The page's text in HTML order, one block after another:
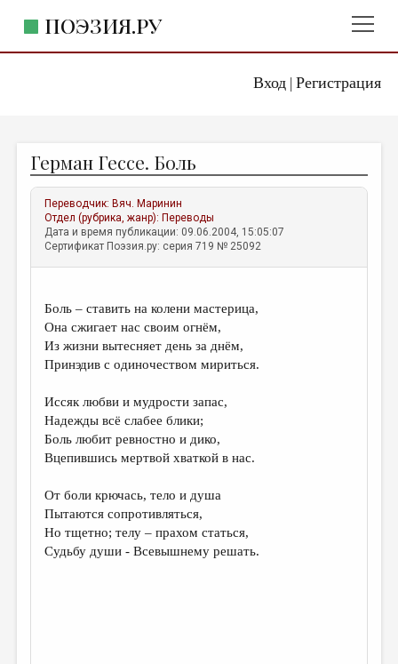
Вход| Регистрация
ПОЭЗИЯ.РУ
ЖАНРЫ
АВТОРЫ
КОММЕНТАРИИ
ЛИТСАЛОН
ПРАВИЛА САЙТА
ОТДЕЛЫ И РУБРИКИ
ИЗБРАННОЕ
ДАЙДЖЕСТ
ПРОИЗВЕДЕНИЯ
ПЕРЕВОДЫ
КОНКУРСЫ
ДЕТСКАЯ КОМНАТА
Герман Гессе. Боль
Переводчик: Вяч. Маринин
Отдел (рубрика, жанр): Переводы
Дата и время публикации: 09.06.2004, 15:05:07
Сертификат Поэзия.ру: серия 719 № 25092
Боль – ставить на колени мастерица,
Она сжигает нас своим огнём,
Из жизни вытесняет день за днём,
Принэдив с одиночеством мириться.
Иссяк любви и мудрости запас,
Надежды всё слабее блики;
Боль любит ревностно и дико,
Вцепившись мертвой хваткой в нас.
От боли крючась, тело и душа
Пытаются сопротивляться,
Но тщетно; телу – прахом статься,
Судьбу души - Всевышнему решать.